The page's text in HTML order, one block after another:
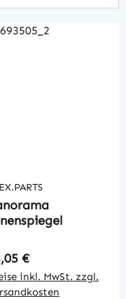
Preis:
€
inkl. MwSt. zzgl.